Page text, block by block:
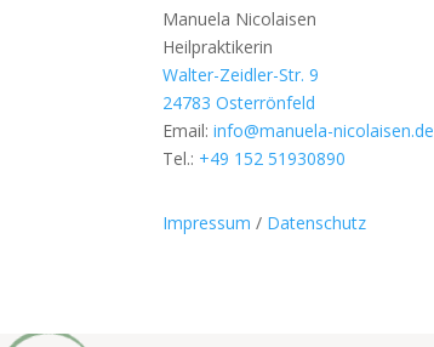
Manuela Nicolaisen
Heilpraktikerin
Walter-Zeidler-Str. 9
24783 Osterrönfeld
Email:info@manuela-nicolaisen.de
Tel.: +49 152 51930890
Impressum / Datenschutz